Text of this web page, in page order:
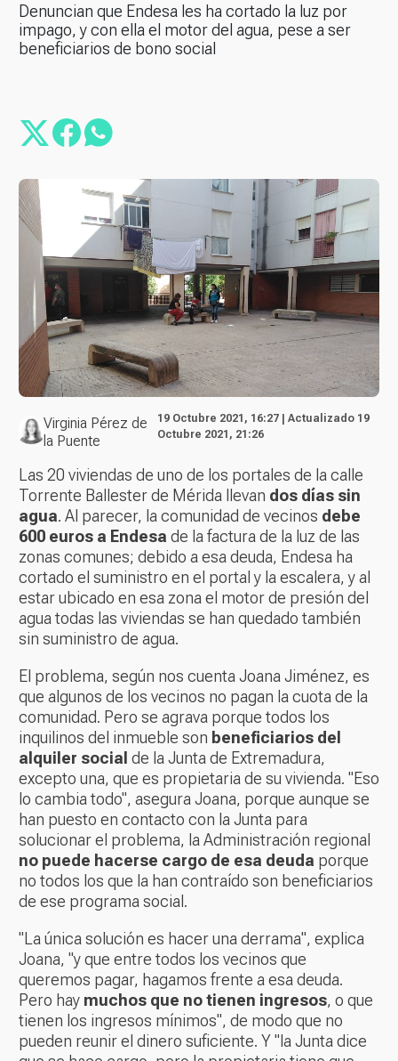
Denuncian que Endesa les ha cortado la luz por
impago, y con ella el motor del agua, pese a ser
beneficiarios de bono social
Virginia Pérez de
la Puente
19 Octubre 2021, 16:27 | Actualizado 19
Octubre 2021, 21:26
Las 20 viviendas de uno de los portales de la calle
Torrente Ballester de Mérida llevan dos días sin
agua. Al parecer, la comunidad de vecinos debe
600 euros a Endesa de la factura de la luz de las
zonas comunes; debido a esa deuda, Endesa ha
cortado el suministro en el portal y la escalera, y al
estar ubicado en esa zona el motor de presión del
agua todas las viviendas se han quedado también
sin suministro de agua.
El problema, según nos cuenta Joana Jiménez, es
que algunos de los vecinos no pagan la cuota de la
comunidad. Pero se agrava porque todos los
inquilinos del inmueble son beneficiarios del
alquiler social de la Junta de Extremadura,
excepto una, que es propietaria de su vivienda. "Eso
lo cambia todo", asegura Joana, porque aunque se
han puesto en contacto con la Junta para
solucionar el problema, la Administración regional
no puede hacerse cargo de esa deuda porque
no todos los que la han contraído son beneficiarios
de ese programa social.
"La única solución es hacer una derrama", explica
Joana, "y que entre todos los vecinos que
queremos pagar, hagamos frente a esa deuda.
Pero hay muchos que no tienen ingresos, o que
tienen los ingresos mínimos", de modo que no
pueden reunir el dinero suficiente. Y "la Junta dice